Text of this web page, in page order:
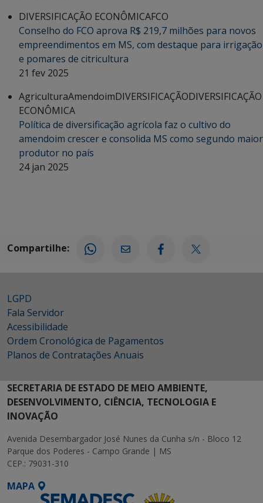
DIVERSIFICAÇÃO ECONÔMICAFCO
Conselho do FCO aprova R$ 219,7 milhões para novos
empreendimentos em MS, com destaque para irrigação
e pomares de citricultura
21 fev 2025
AgriculturaAmendoimDIVERSIFICAÇÃODIVERSIFICAÇÃO
ECONÔMICA
Política de diversificação agrícola faz o cultivo do
amendoim crescer e consolida MS como segundo maior
produtor no país
24 jan 2025
Compartilhe:
LGPD
Fala Servidor
Acessibilidade
Ordem Cronológica de Pagamentos
Planos de Contratações Anuais
SECRETARIA DE ESTADO DE MEIO AMBIENTE,
DESENVOLVIMENTO, CIÊNCIA, TECNOLOGIA E
INOVAÇÃO
Avenida Desembargador José Nunes da Cunha s/n - Bloco 12
Parque dos Poderes - Campo Grande | MS
CEP.: 79031-310
MAPA